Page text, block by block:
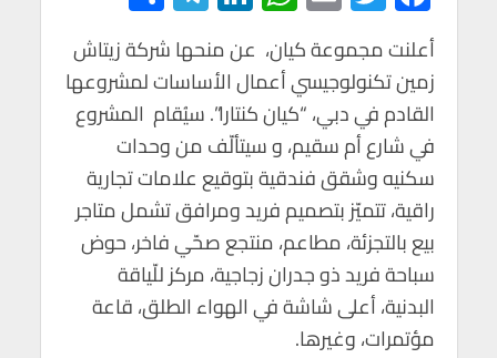
ac
e
b
o
o
k
wi
tt
er
m
ail
h
at
s
A
p
p
n
ke
dI
n
le
gr
a
m
h
ar
e
أعلنت مجموعة كيان، عن منحها شركة زيتاش
زمين تكنولوجيسي أعمال الأساسات لمشروعها
القادم في دبي، “كيان كنتارا”. سيُقام المشروع
في شارع أم سقيم، و سيتألّف من وحدات
سكنيه وشقق فندقية بتوقيع علامات تجارية
راقية، تتميّز بتصميم فريد ومرافق تشمل متاجر
بيع بالتجزئة، مطاعم، منتجع صحّي فاخر، حوض
سباحة فريد ذو جدران زجاجية، مركز للّياقة
البدنية، أعلى شاشة في الهواء الطلق، قاعة
مؤتمرات، وغيرها.